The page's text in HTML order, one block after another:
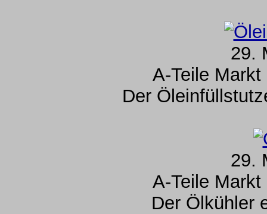
29.
A-Teile
Der
29.
A-Teile
Der Ölkühler